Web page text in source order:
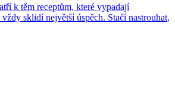
k těm receptům, které vypadají
vždy sklidí největší úspěch. Stačí nastrouhat,